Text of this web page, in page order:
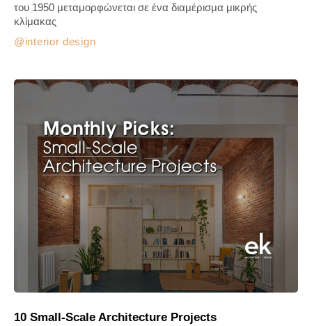
interior design
του 1950 μεταμορφώνεται σε ένα διαμέρισμα μικρής
κλίμακας
10 Small-Scale Architecture Projects